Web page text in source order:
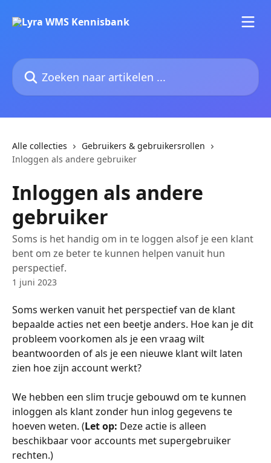
Zoeken naar artikelen ...
Alle collecties
Gebruikers & gebruikersrollen
Inloggen als andere gebruiker
Inloggen als andere
gebruiker
Soms is het handig om in te loggen alsof je een klant
bent om ze beter te kunnen helpen vanuit hun
perspectief.
1 juni 2023
Soms werken vanuit het perspectief van de klant
bepaalde acties net een beetje anders. Hoe kan je dit
probleem voorkomen als je een vraag wilt
beantwoorden of als je een nieuwe klant wilt laten
zien hoe zijn account werkt?
We hebben een slim trucje gebouwd om te kunnen
inloggen als klant zonder hun inlog gegevens te
hoeven weten. (Let op: Deze actie is alleen
beschikbaar voor accounts met supergebruiker
rechten.)